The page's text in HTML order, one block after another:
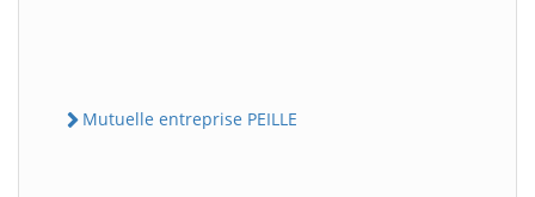
Mutuelle entreprise PEILLE